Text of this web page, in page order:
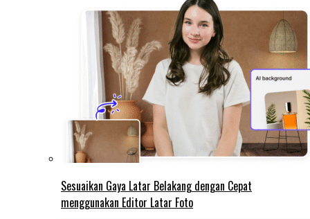
Sesuaikan Gaya Latar Belakang dengan Cepat
menggunakan Editor Latar Foto